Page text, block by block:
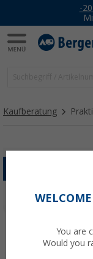
-
Kaufberatung
You are
Would you